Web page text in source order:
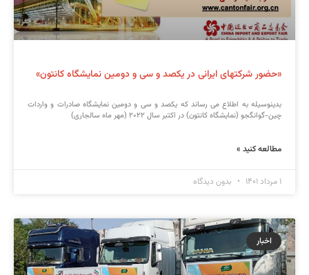
«حضور شرکتهای ایرانی در یکصد و سی و دومین نمایشگاه کانتون»
بدینوسیله به اطلاع می رساند که یکصد و سی و دومین نمایشگاه صادرات و واردات
چین-گوانگجو (نمایشگاه کانتون) در اکتبر سال ۲۰۲۲ (مهر ماه سالجاری)
مطالعه کنید »
۱ مرداد ۱۴۰۱ بدون دیدگاه
اخبار